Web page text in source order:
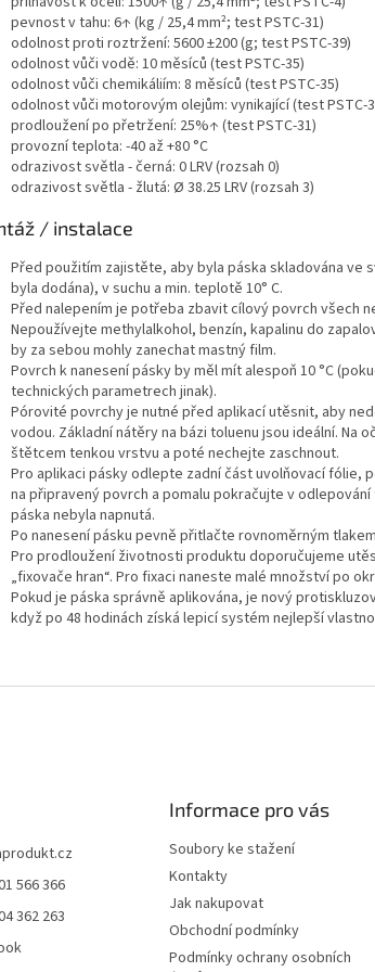
pevnost v tahu: 6↑ (kg / 25,4 mm²; test PSTC-31)
odolnost proti roztržení: 5600 ±200 (g; test PSTC-39)
odolnost vůči vodě: 10 měsíců (test PSTC-35)
odolnost vůči chemikáliím: 8 měsíců (test PSTC-35)
odolnost vůči motorovým olejům: vynikající (test PSTC-
prodloužení po přetržení: 25%↑ (test PSTC-31)
provozní teplota: -40 až +80 °C
odrazivost světla - černá: 0 LRV (rozsah 0)
odrazivost světla - žlutá: Ø 38.25 LRV (rozsah 3)
/ instalace
Před použitím zajistěte, aby byla páska skladována ve
byla dodána), v suchu a min. teplotě 10° C.
Před nalepením je potřeba zbavit cílový povrch všech
Nepoužívejte methylalkohol, benzín, kapalinu do
by za sebou mohly zanechat mastný film.
Povrch k nanesení pásky by měl mít alespoň 10 °C
technických parametrech jinak).
Pórovité povrchy je nutné před aplikací utěsnit, aby
vodou. Základní nátěry na bázi toluenu jsou ideální. Na
štětcem tenkou vrstvu a poté nechejte zaschnout.
Pro aplikaci pásky odlepte zadní část uvolňovací fólie,
na připravený povrch a pomalu pokračujte v
páska nebyla napnutá.
Po nanesení pásku pevně přitlačte rovnoměrným
Pro prodloužení životnosti produktu doporučujeme
„fixovače hran“. Pro fixaci naneste malé množství po
Pokud je páska správně aplikována, je nový
když po 48 hodinách získá lepicí systém nejlepší
566 366
362 263
Informace pro vás
Soubory ke stažení
Kontakty
Jak nakupovat
Obchodní podmínky
Podmínky ochrany osobních